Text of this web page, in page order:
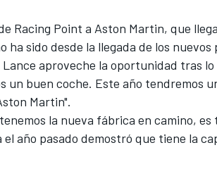
Racing Point a Aston Martin, que
ha sido desde la llegada de los
aproveche la oportunidad tras lo
un buen coche. Este año tendremos
Martin".
la nueva fábrica en camino,
año pasado demostró que tiene la